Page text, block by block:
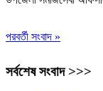
পরবর্তী সংবাদ »
সর্বশেষ সংবাদ >>>